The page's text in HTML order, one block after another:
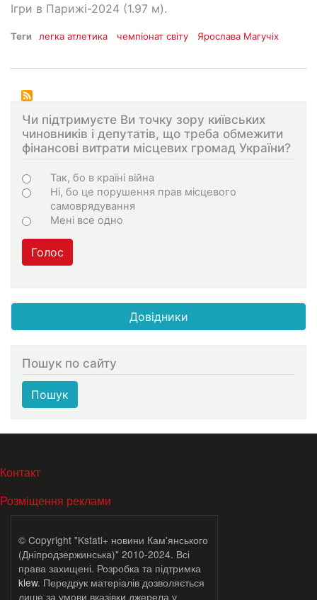
Ігри в Парижі-2024 (1.97 м).
Теги легка атлетика чемпіонат світу Ярослава Магучіх
Чи підтримуєте Ви точку зору київських
чиновників і депутатів, що треба обмежити
фінансові витрати місцевих громад України?
Варіанти
Так, бо в країні війна
Ні, бо це порушення прав місцевого
самоврядування
Мені все одно
Голос
Довідники
Пошук по сайту
Пошук
МЕНЮ В ПОДВАЛЕ
Контакт
Розміщення реклами
© Copyright "Kstati+ новини Кам'янського
(Дніпродзержинська)" 2010-2024. Всі
права захищені. Розробка та підтримка
klew. Передрук матеріалів дозволяється
лише за умови вказівки джерела у